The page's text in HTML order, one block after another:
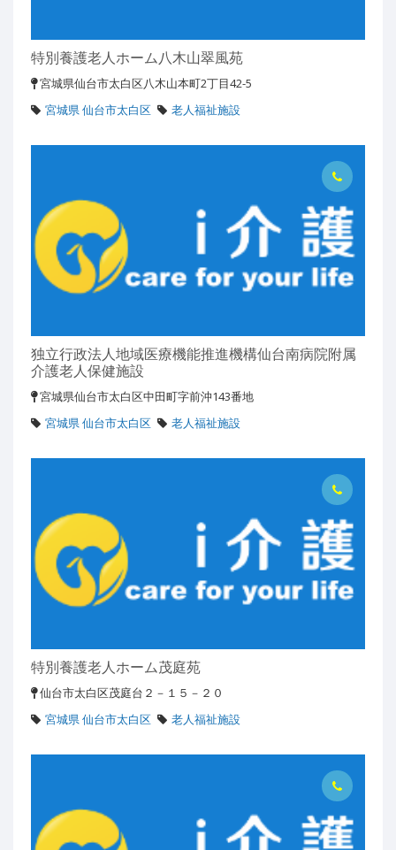
特別養護老人ホーム八木山翠風苑
宮城県仙台市太白区八木山本町2丁目42-5
宮城県 仙台市太白区
老人福祉施設
独立行政法人地域医療機能推進機構仙台南病院附属
介護老人保健施設
宮城県仙台市太白区中田町字前沖143番地
宮城県 仙台市太白区
老人福祉施設
特別養護老人ホーム茂庭苑
仙台市太白区茂庭台２－１５－２０
宮城県 仙台市太白区
老人福祉施設